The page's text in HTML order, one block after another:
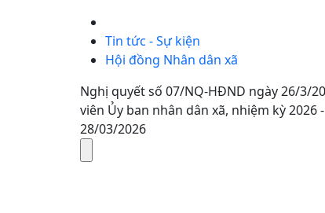
Tin tức - Sự kiện
Hội đồng Nhân dân xã
Nghị quyết số 07/NQ-HĐND ngày 26/3/
viên Ủy ban nhân dân xã, nhiệm kỳ 2026 -
28/03/2026